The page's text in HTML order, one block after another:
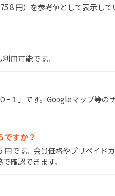
円）を参考値として表示し
用可能です。
−１」です。Googleマップ等の
ですか？
円です。会員価格やプリペイド
確認できます。